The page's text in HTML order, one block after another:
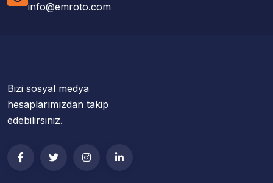
info@emroto.com
Bizi sosyal medya
hesaplarımızdan takip
edebilirsiniz.